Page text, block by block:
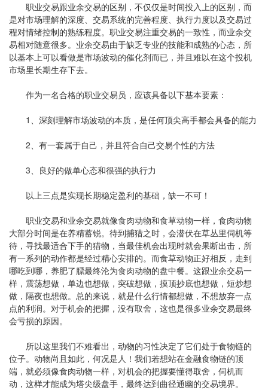
职业交易跟业余交易的区别，不仅仅是时间投入上的区别，而
是对市场理解的深度、交易系统的完善程度、执行力度以及交易过
程对情绪控制的熟练程度。职业交易注重交易的一致性，而业余交
易相对随意很多。业余交易由于缺乏专业的技能和成熟的心态，所
以基本上可以看做是市场波动的催化剂而已，并且难以在这个投机
市场里长期生存下去。
作为一名合格的职业交易员，应该具备以下基本要素：
1、深刻理解市场波动的本质，是任何顶尖高手都会具备的能力
2、有一套属于自己，并且符合自己交易个性的方法
3、良好的做单心态和很强的执行力
以上三点是实现长期稳定盈利的基础，缺一不可！
职业交易和业余交易就像食肉动物和食草动物一样，食肉动物
大部分时间是在养精蓄锐。待到捕猎之时，会潜伏在草丛里伺机等
待，寻找最适合下手的猎物，当最佳机会出现时就会果断出击，所
有一系列的动作都是经过精心安排的。而食草动物正好相反，走到
哪吃到哪，养肥了膘最终沦为食肉动物的盘中餐。这跟业余交易一
样，震荡想做，单边也想做，突破想做，摸顶抄底也想做，短炒想
做，隔夜也想做。总的来说，就是什么行情都想做，不想放弃一点
点的利润。对于机会的把握，没有取舍，这也是很多业余交易最终
会亏损的原因。
所以这里我们不难看出，动物的习性决定了它们处于食物链的
位子。动物尚且如此，何况是人！我们若想站在金融食物链的顶
端，就必须像食肉动物一样，对机会的把握要懂得取舍，伺机而
动，这样才能成为塔尖级盘手，最终达到曲径通幽的交易境界。